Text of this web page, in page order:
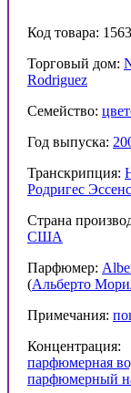
Код товара:
Торговый дом:
Rodriguez
Семейство:
Год выпуска:
Транскрипция:
Родригес Эссенс
Страна
США
Парфюмер:
(Альберто
Примечания:
Концентрация:
парфюмерная
парфюмерный